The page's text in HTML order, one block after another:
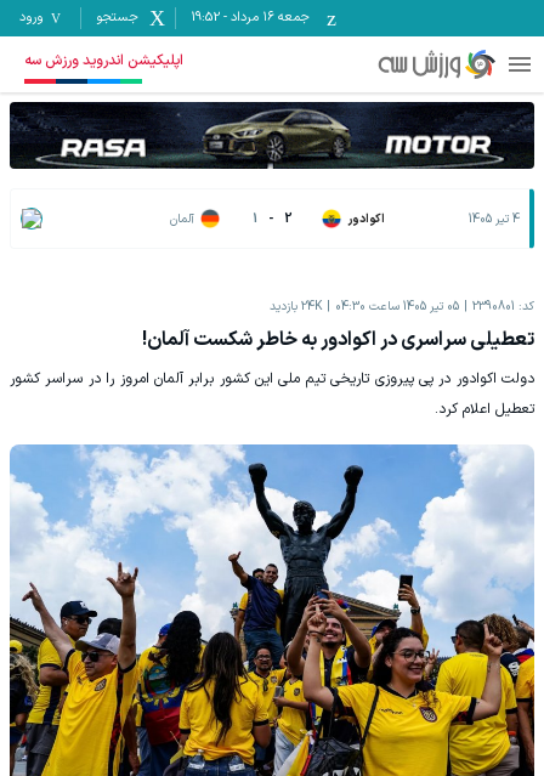
جمعه ۱۶ مرداد -
19:52 جستجو ورود
اپلیکیشن اندروید ورزش سه
4 تیر 1405 اکوادور 2
-
1 آلمان
کد: 2390801 05 تیر 1405 ساعت 04:30 24K بازدید
تعطیلی سراسری در اکوادور به خاطر شکست آلمان!
دولت اکوادور در پی پیروزی تاریخی تیم ملی این کشور برابر آلمان امروز را در سراسر کشور
تعطیل اعلام کرد.